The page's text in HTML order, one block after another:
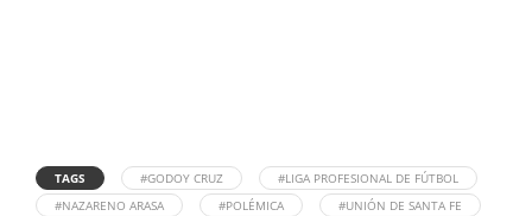
TAGS #GODOY CRUZ
#LIGA PROFESIONAL DE FÚTBOL
#NAZARENO ARASA
#POLÉMICA
#UNIÓN DE SANTA FE